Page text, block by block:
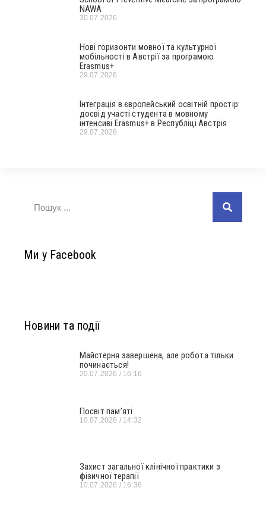
NAWA
30.07.2026
Нові горизонти мовної та культурної
мобільності в Австрії за програмою
Erasmus+
29.07.2026
Інтеграція в європейський освітній простір:
досвід участі студента в мовному
інтенсиві Erasmus+ в Республіці Австрія
29.07.2026
Ми у Facebook
Новини та події
Майстерня завершена, але робота тільки
починається!
20.07.2026 16:16
Посвіт пам’яті
10.07.2026 14:32
Захист загальної клінічної практики з
фізичної терапії
10.07.2026 16:36